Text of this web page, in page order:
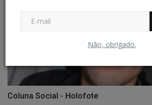
Não, obrigado.
Coluna Social - Holofote